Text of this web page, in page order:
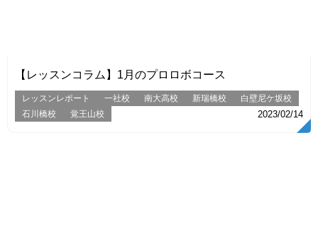
【レッスンコラム】1月のプロロボコース
レッスンレポート 一社校 南大高校 新瑞橋校
白壁尼ケ坂校
石川橋校
覚王山校 2023/02/14